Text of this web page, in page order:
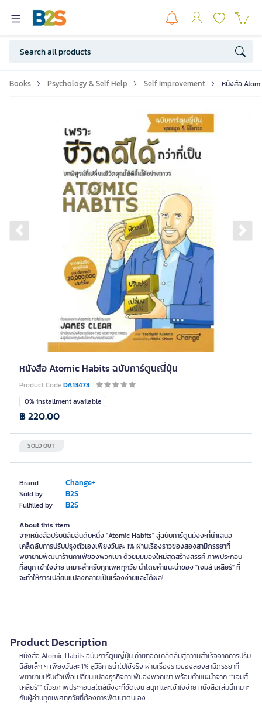
Books Psychology & Self Help Self Improvement หนังสือ
Previous slide
หนังสือ Atomic Habits ฉบับการ์ตูนญี่ปุ่น
Product CodeDA13473
Brand Change+
Sold by B2S
Fulfilled by B2S
0% installment available
SOLD OUT
฿ 220.00
About this item
จากหนังสือปรับนิสัยอันดับหนึ่ง "Atomic Habits" สู่ฉบับการ์ตูนมังงะที่นำเสนอ
เคล็ดลับการปรับปรุงตัวเองเพียงวันละ 1% ผ่านเรื่องราวของสองสามีภรรยาที่
พยายามพัฒนาร้านคาเฟ่ของพวกเขา ด้วยมุมมองใหม่สุดสร้างสรรค์ ภาพประกอบ
ที่สนุก เข้าใจง่าย เหมาะสำหรับทุกเพศทุกวัย นำโดยคำแนะนำของ "เจมส์ เคลียร์" ที่
จะทำให้การเปลี่ยนแปลงกลายเป็นเรื่องง่ายและได้ผล!
Product Description
หนังสือ Atomic Habits ฉบับการ์ตูนญี่ปุ่น ถ่ายทอดเคล็ดลับสู่ความสำเร็จจากการปรับ
นิสัยเล็ก ๆ เพียงวันละ 1% สู่วิธีการนำไปใช้จริง ผ่านเรื่องราวของสองสามีภรรยาที่
พยายามปรับตัวเพื่อเปลี่ยนแปลงธุรกิจคาเฟ่ของพวกเขา พร้อมคำแนะนำจาก ""เจมส์
เคลียร์"" ด้วยภาพประกอบสไตล์มังงะที่ชัดเจน สนุก และเข้าใจง่าย หนังสือเล่มนี้เหมาะ
กับผู้อ่านทุกเพศทุกวัยที่ต้องการพัฒนาตนเอง